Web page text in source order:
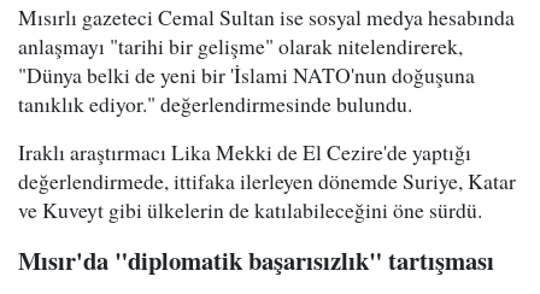
Mısırlı gazeteci Cemal Sultan ise sosyal medya hesabında
anlaşmayı "tarihi bir gelişme" olarak nitelendirerek,
"Dünya belki de yeni bir 'İslami NATO'nun doğuşuna
tanıklık ediyor." değerlendirmesinde bulundu.
Iraklı araştırmacı Lika Mekki de El Cezire'de yaptığı
değerlendirmede, ittifaka ilerleyen dönemde Suriye, Katar
ve Kuveyt gibi ülkelerin de katılabileceğini öne sürdü.
Mısır'da "diplomatik başarısızlık" tartışması